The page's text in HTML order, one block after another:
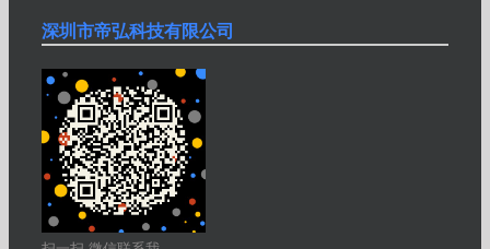
深圳市帝弘科技有限公司